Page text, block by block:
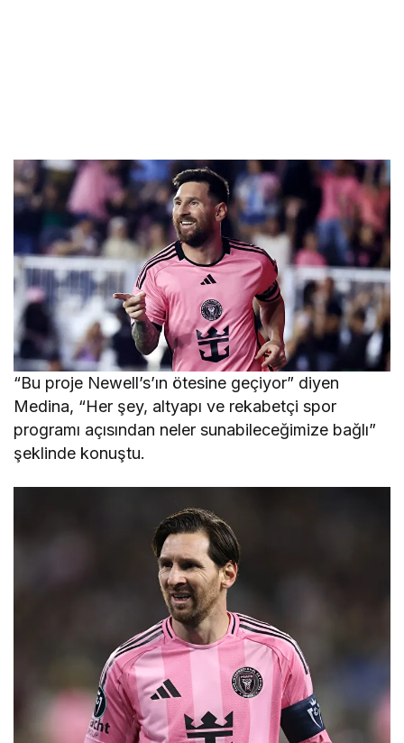
“Bu proje Newell’s’ın ötesine geçiyor” diyen
Medina, “Her şey, altyapı ve rekabetçi spor
programı açısından neler sunabileceğimize bağlı”
şeklinde konuştu.